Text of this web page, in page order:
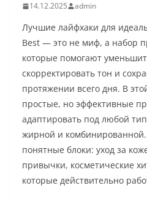
14.12.2025 admin
Лучшие лайфхаки для
Best — это не миф, а набор
которые помогают
скорректировать тон и
протяжении всего дня. В
простые, но эффективные
адаптировать под любой
жирной и комбинированной.
понятные блоки: уход за
привычки, косметические
которые действительно